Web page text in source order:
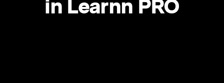
in Learnn PRO